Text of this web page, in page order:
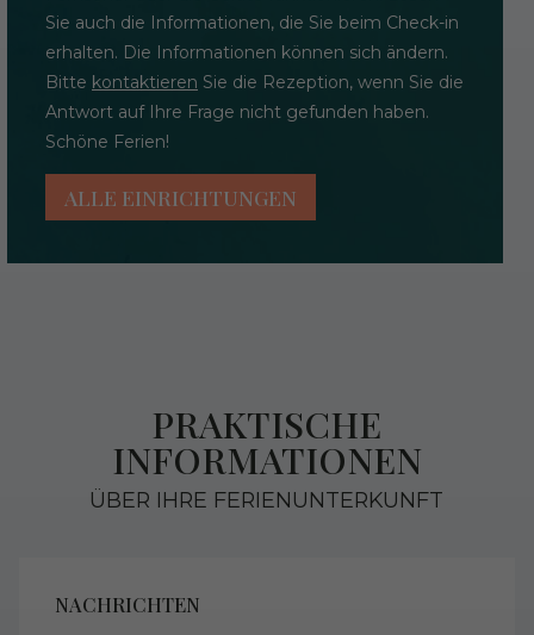
Sie auch die Informationen, die Sie beim Check-in
erhalten. Die Informationen können sich ändern.
Bitte kontaktieren Sie die Rezeption, wenn Sie die
Antwort auf Ihre Frage nicht gefunden haben.
Schöne Ferien!
ALLE EINRICHTUNGEN
PRAKTISCHE
INFORMATIONEN
ÜBER IHRE FERIENUNTERKUNFT
NACHRICHTEN